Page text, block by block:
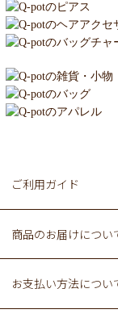
ご利用ガイド
商品のお届けについ
お支払い方法につい